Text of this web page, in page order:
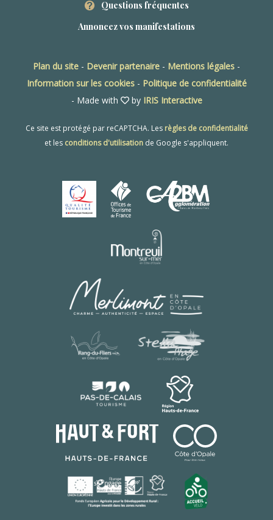
Questions fréquentes
Annoncez vos manifestations
Plan du site - Devenir partenaire - Mentions légales -
Information sur les cookies- Politique de confidentialité
- Made with
by IRIS Interactive
Ce site est protégé par reCAPTCHA. Les règles de confidentialité
et les conditions d'utilisation de Google s'appliquent.